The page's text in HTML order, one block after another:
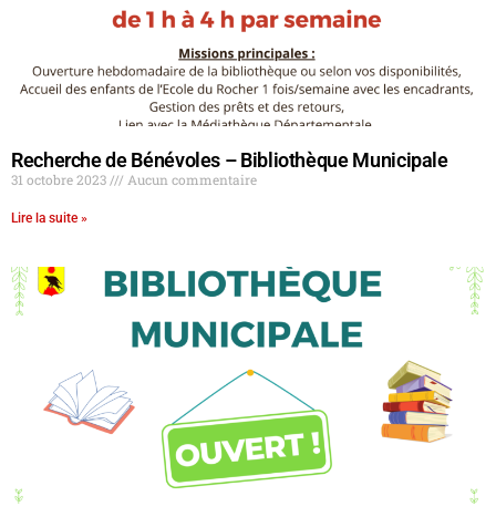
Recherche de Bénévoles – Bibliothèque Municipale
31 octobre 2023 Aucun commentaire
Lire la suite »